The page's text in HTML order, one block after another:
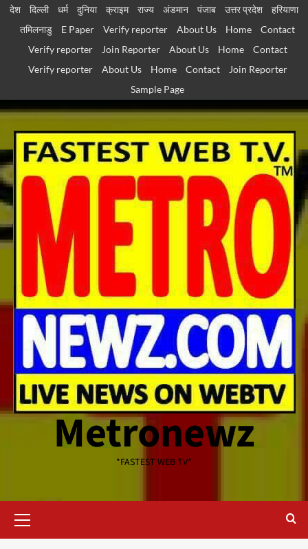
Skip
देश दिल्ली धर्म दुनिया क्राइम राज्य अंडमान पंजाब उत्तर प्रदेश
हरियाणा
तमिलनाडु
E Paper Verify reporter About Us Home
Contact
Verify reporter
Join Reporter About Us Home
Contact
Verify reporter
About Us Home Contact
Join Reporter
Sample Page
Metronewz
*FASTEST WEB TV*
Menu